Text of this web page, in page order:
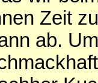
Zeit
ab.